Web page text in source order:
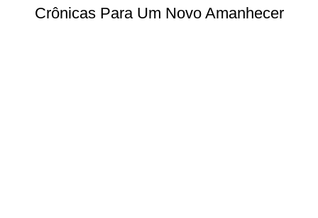
Crônicas Para Um Novo Amanhecer